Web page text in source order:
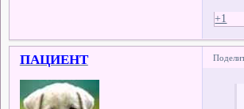
+1
ПАЦИЕНТ